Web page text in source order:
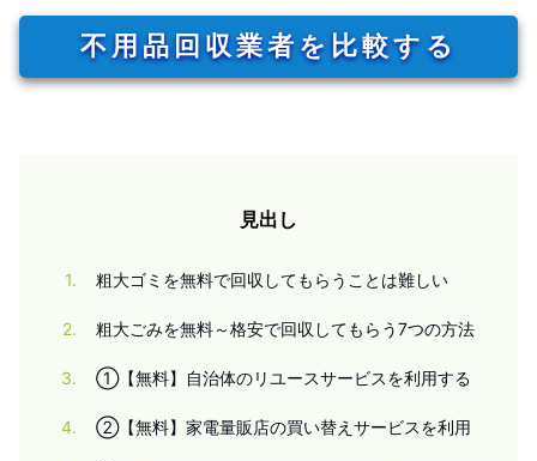
不用品回収業者を比較する
見出し
1 粗大ゴミを無料で回収してもらうことは難しい
2 粗大ごみを無料～格安で回収してもらう7つの方法
3 ①【無料】自治体のリユースサービスを利用する
4 ②【無料】家電量販店の買い替えサービスを利用